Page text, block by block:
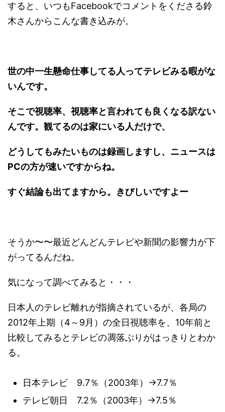
すると、いつもFacebookでコメントをくださる鈴
木さんからこんな書き込みが。
世の中一生懸命仕事してる人ってテレビみる暇がな
いんです。
そこで視聴率、視聴率と言われても良くなる訳ない
んです。観てるのは家にいる人だけで、
どうしてもみたいものは録画しますし、ニュースは
PCの方が速いですからね。
すぐ結論も出てますから。きびしいですよー
そうか〜〜最近どんどんテレビや新聞の影響力が下
がってるんだね。
気になって調べてみると・・・
日本人のテレビ離れが指摘されているが、各局の
2012年上期（4～9月）の全日視聴率を、10年前と
比較してみるとテレビの凋落ぶりがはっきりとわか
る。
日本テレビ 9.7％（2003年）→7.7％
テレビ朝日 7.2％（2003年）→7.5％